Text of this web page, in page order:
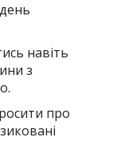
навіть
з
про